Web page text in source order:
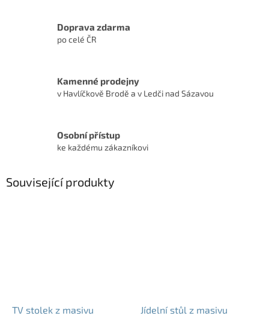
Doprava zdarma
po celé ČR
Kamenné prodejny
v Havlíčkově Brodě a v Ledči nad Sázavou
Osobní přístup
ke každému zákazníkovi
Související produkty
TV stolek z masivu
Jídelní stůl z masivu